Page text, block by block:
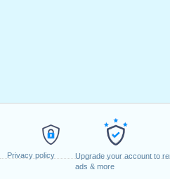
Privacy policy
Upgrade your account to
ads & more